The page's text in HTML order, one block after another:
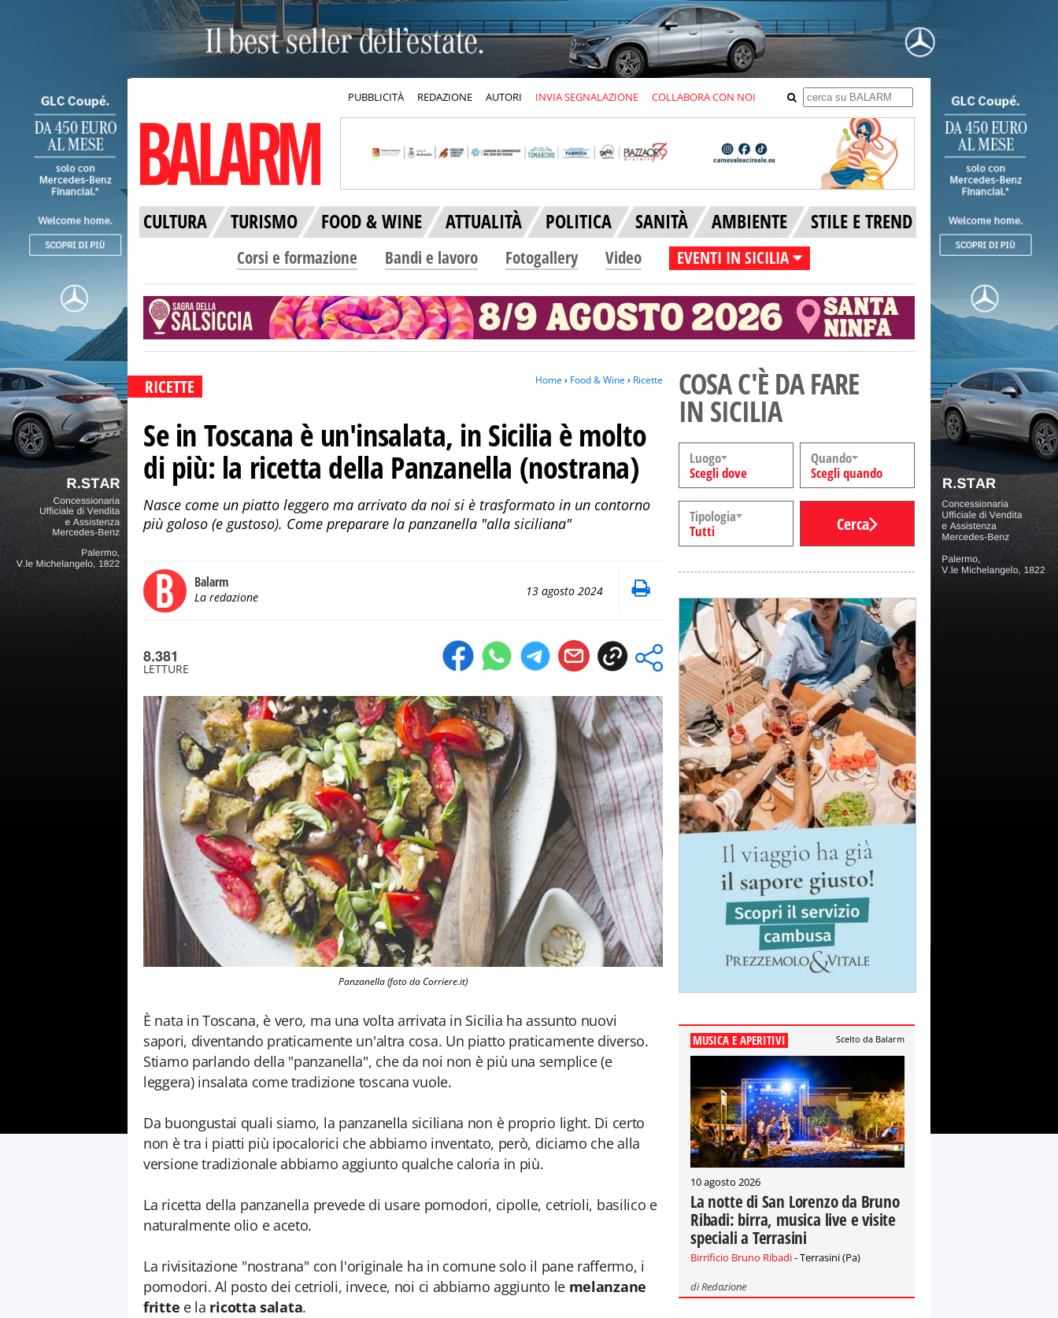
PUBBLICITÀ REDAZIONE AUTORI INVIA SEGNALAZIONE COLLABORA CON NOI
CULTURA TURISMO FOOD & WINE ATTUALITÀ POLITICA SANITÀ AMBIENTE STILE E TREND
Corsi e formazione Bandi e lavoro Fotogallery Video EVENTI IN SICILIA
RICETTE Home› Food & Wine› Ricette
Se in Toscana è un'insalata, in Sicilia è molto
di più: la ricetta della Panzanella (nostrana)
Nasce come un piatto leggero ma arrivato da noi si è trasformato in un contorno
più goloso (e gustoso). Come preparare la panzanella "alla siciliana"
Balarm
La redazione 13 agosto 2024
8.381
LETTURE
Panzanella (foto da Corriere.it)
È nata in Toscana, è vero, ma una volta arrivata in Sicilia ha assunto nuovi
sapori, diventando praticamente un'altra cosa. Un piatto praticamente diverso.
Stiamo parlando della "panzanella", che da noi non è più una semplice (e
leggera) insalata come tradizione toscana vuole.
Da buongustai quali siamo, la panzanella siciliana non è proprio light. Di certo
non è tra i piatti più ipocalorici che abbiamo inventato, però, diciamo che alla
versione tradizionale abbiamo aggiunto qualche caloria in più.
La ricetta della panzanella prevede di usare pomodori, cipolle, cetrioli, basilico e
naturalmente olio e aceto.
La rivisitazione "nostrana" con l'originale ha in comune solo il pane raffermo, i
pomodori. Al posto dei cetrioli, invece, noi ci abbiamo aggiunto lemelanzane
fritte e la ricotta salata.
COSA C'È DA FARE
IN SICILIA
Luogo
Scegli dove
Quando
Scegli quando
Tipologia
Tutti
Cerca
MUSICA E APERITIVI Scelto da Balarm
10 agosto 2026
La notte di San Lorenzo da Bruno
Ribadi: birra, musica live e visite
speciali a Terrasini
Birrificio Bruno Ribadi- Terrasini (Pa)
diRedazione